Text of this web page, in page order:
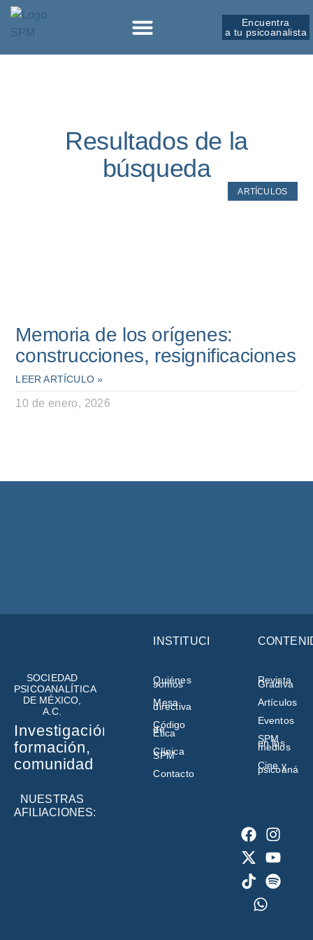
Encuentra
a tu psicoanalista
Resultados de la
búsqueda
ARTÍCULOS
Memoria de los orígenes:
construcciones, resignificaciones
LEER ARTÍCULO »
10 de enero, 2026
SOCIEDAD
PSICOANALÍTICA
DE MÉXICO,
A.C.
Investigación,
formación,
comunidad
NUESTRAS
AFILIACIONES:
INSTITUCIÓN
Quiénes
somos
Mesa
directiva
Código
de
Ética
Clínica
SPM
Contacto
Revista
Gradiva
Artículos
Eventos
SPM
en los
medios
Cine y